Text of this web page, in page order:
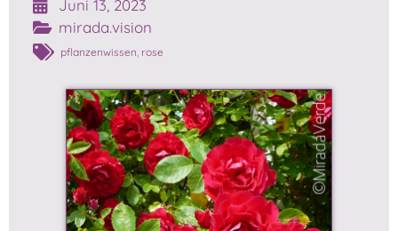
Juni 13, 2023
mirada.vision
pflanzenwissen rose